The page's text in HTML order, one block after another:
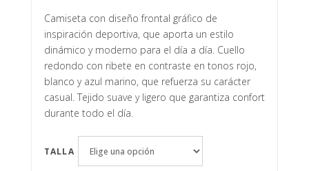
Camiseta con diseño frontal gráfico de
inspiración deportiva, que aporta un estilo
dinámico y moderno para el día a día. Cuello
redondo con ribete en contraste en tonos rojo,
blanco y azul marino, que refuerza su carácter
casual. Tejido suave y ligero que garantiza confort
durante todo el día.
TALLA